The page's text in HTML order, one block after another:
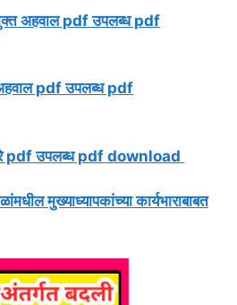
अहवाल pdf उपलब्ध pdf
pdf उपलब्ध pdf
pdf उपलब्ध pdf download
मुख्याध्यापकांच्या कार्यभाराबाबत